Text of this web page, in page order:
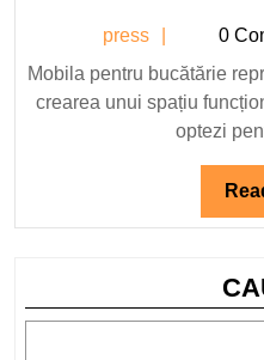
press press
0
Mobila pentru bucătărie
crearea unui spațiu
optezi